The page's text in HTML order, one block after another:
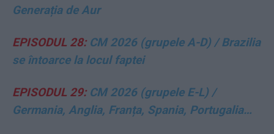
Generația de Aur
EPISODUL 28:CM 2026 (grupele A-D) / Brazilia
se întoarce la locul faptei
EPISODUL 29:CM 2026 (grupele E-L) /
Germania, Anglia, Franța, Spania, Portugalia…